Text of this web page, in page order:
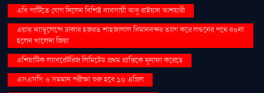
এবি পার্টিতে যোগ দিলেন বিশিষ্ট ব্যবসায়ী আবু রাইয়ান আশয়ারী
এয়ার অ্যাম্বুলেন্সে ঢাকার হজরত শাহজালাল বিমানবন্দর ত্যাগ করে লন্ডনের পথে রওনা
হলেন খালেদা জিয়া
এশিয়াটিক ল্যাবরেটরিজ লিমিটেড প্রথম প্রান্তিকে মুনাফা করেছে
এসএসসি ও সমমান পরীক্ষা শুরু হবে ১০ এপ্রিল